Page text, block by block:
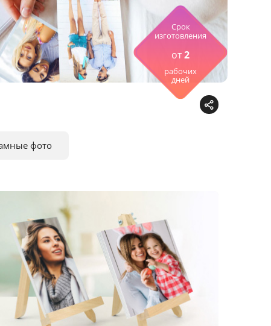
Срок
изготовления
от2
рабочих
дней
фото